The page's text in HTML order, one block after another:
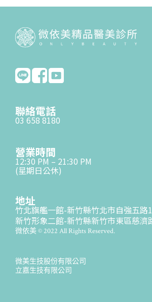
聯絡電話
03 658 8180
營業時間
12:30 PM – 21:30 PM
(星期日公休)
地址
竹北旗艦一館-新竹縣竹北市自強五路
新竹形象二館-新竹縣新竹市東區慈濟
微依美 © 2022 All Rights Reserved.
微美生技股份有限公司
立嘉生技有限公司